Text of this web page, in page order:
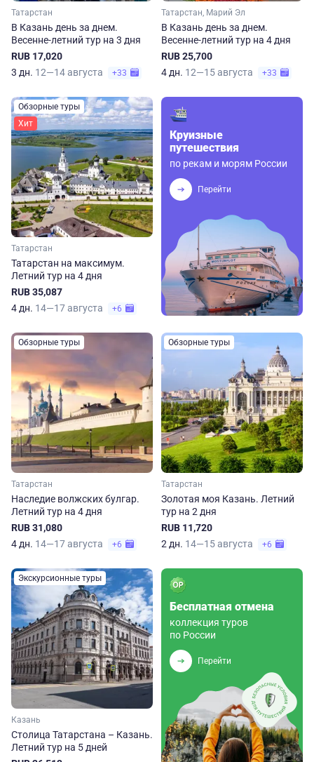
Татарстан
В Казань день за днем.
Весенне-летний тур на 3 дня
RUB 17,020
3 дн. 12—14 августа +33
Татарстан, Марий Эл
В Казань день за днем.
Весенне-летний тур на 4 дня
RUB 25,700
4 дн. 12—15 августа +33
Обзорные туры
Хит
Татарстан
Татарстан на максимум.
Летний тур на 4 дня
RUB 35,087
4 дн. 14—17 августа +6
Круизные
путешествия
по рекам и морям России
Перейти
Обзорные туры
Татарстан
Наследие волжских булгар.
Летний тур на 4 дня
RUB 31,080
4 дн. 14—17 августа +6
Обзорные туры
Татарстан
Золотая моя Казань. Летний
тур на 2 дня
RUB 11,720
2 дн. 14—15 августа +6
Экскурсионные туры
Казань
Столица Татарстана – Казань.
Летний тур на 5 дней
Бесплатная отмена
коллекция туров
по России
Перейти